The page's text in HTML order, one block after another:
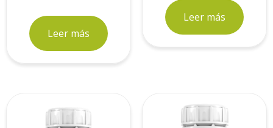
Leer más
Leer más